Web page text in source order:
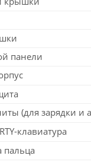
панели
(для зарядки и
клавиатура
пальца